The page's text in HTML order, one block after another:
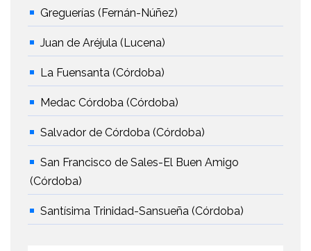
Greguerías (Fernán-Núñez)
Juan de Aréjula (Lucena)
La Fuensanta (Córdoba)
Medac Córdoba (Córdoba)
Salvador de Córdoba (Córdoba)
San Francisco de Sales-El Buen Amigo
(Córdoba)
Santísima Trinidad-Sansueña (Córdoba)